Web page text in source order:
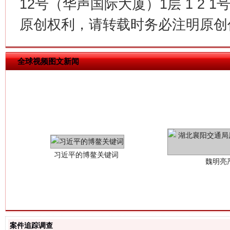
12号（华声国际大厦）1层 1 2 1
原创权利，请转载时务必注明原
全球视频图文新闻
案件追踪调查